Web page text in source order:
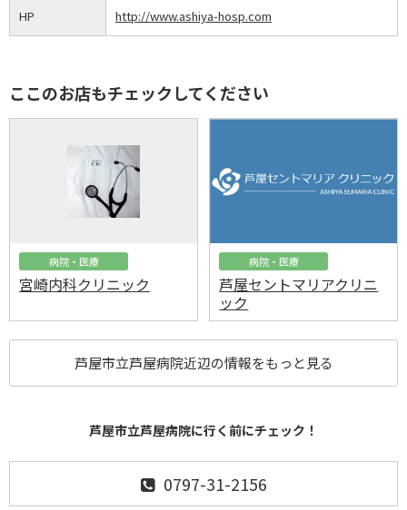
HP http://www.ashiya-hosp.com
ここのお店もチェックしてください
病院・医療
宮崎内科クリニック
病院・医療
芦屋セントマリアクリニ
ック
芦屋市立芦屋病院近辺の情報をもっと見る
芦屋市立芦屋病院に行く前にチェック！
0797-31-2156